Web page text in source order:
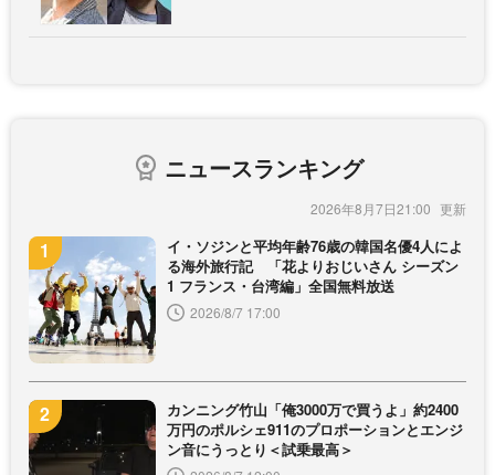
ニュースランキング
2026年8月7日21:00
イ・ソジンと平均年齢76歳の韓国名優4人によ
る海外旅行記 「花よりおじいさん シーズン
1 フランス・台湾編」全国無料放送
2026/8/7 17:00
カンニング竹山「俺3000万で買うよ」約2400
万円のポルシェ911のプロポーションとエンジ
ン音にうっとり＜試乗最高＞